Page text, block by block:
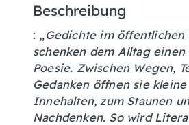
Beschreibung
: „Gedichte im öffentlichen
schenken dem Alltag
Poesie. Zwischen Wegen,
Gedanken öffnen sie
Innehalten, zum Staunen
Nachdenken. So wird